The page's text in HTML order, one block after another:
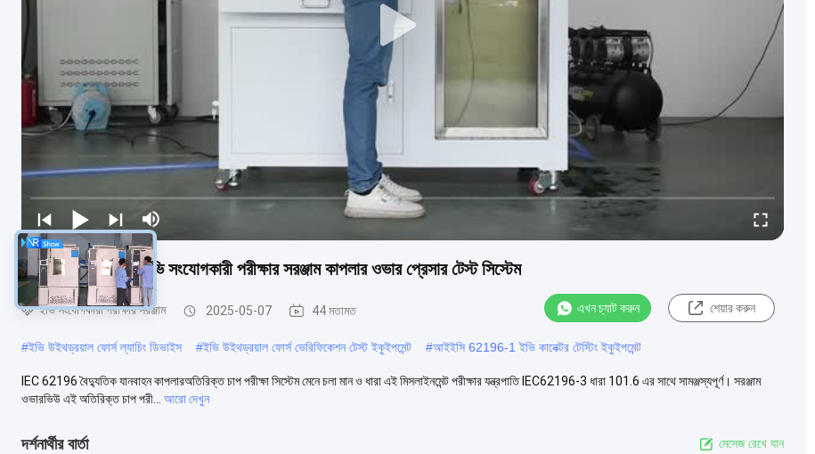
আইইসি 62196-3 ইভি সংযোগকারী পরীক্ষার সরঞ্জাম কাপলার ওভার প্রেসার টেস্ট সিস্টেম
ইভি সংযোগকারী পরীক্ষার সরঞ্জাম 2025-05-07 44 মতামত এখন চ্যাট করুন শেয়ার করুন
#ইভি উইথড্রয়াল ফোর্স ল্যাচিং ডিভাইস #ইভি উইথড্রয়াল ফোর্স ভেরিফিকেশন টেস্ট ইকুইপমেন্ট #আইইসি 62196-1 ইভি কানেক্টর টেস্টিং ইকুইপমেন্ট
IEC 62196 বৈদ্যুতিক যানবাহন কাপলারঅতিরিক্ত চাপ পরীক্ষা সিস্টেম মেনে চলা মান ও ধারা এই মিসলাইনমেন্ট পরীক্ষার যন্ত্রপাতি IEC62196-3 ধারা 101.6 এর সাথে সামঞ্জস্যপূর্ণ। সরঞ্জাম
ওভারভিউ এই অতিরিক্ত চাপ পরী...
আরো দেখুন
দর্শনার্থীর বার্তা মেসেজ রেখে যান